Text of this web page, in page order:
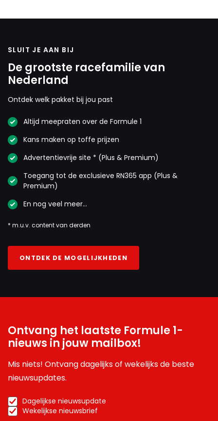
SLUIT JE AAN BIJ
De grootste racefamilie van
Nederland
Ontdek welk pakket bij jou past
Altijd meepraten over de Formule 1
Kans maken op toffe prijzen
Advertentievrije site * (Plus & Premium)
Toegang tot de exclusieve RN365 app (Plus &
Premium)
En nog veel meer…
* m.u.v. content van derden
ONTDEK DE MOGELIJKHEDEN
Ontvang het laatste Formule 1-
nieuws in jouw mailbox!
Mis niets! Ontvang dagelijks of wekelijks de beste
nieuwsupdates.
Dagelijkse nieuwsupdate
Wekelijkse nieuwsbrief